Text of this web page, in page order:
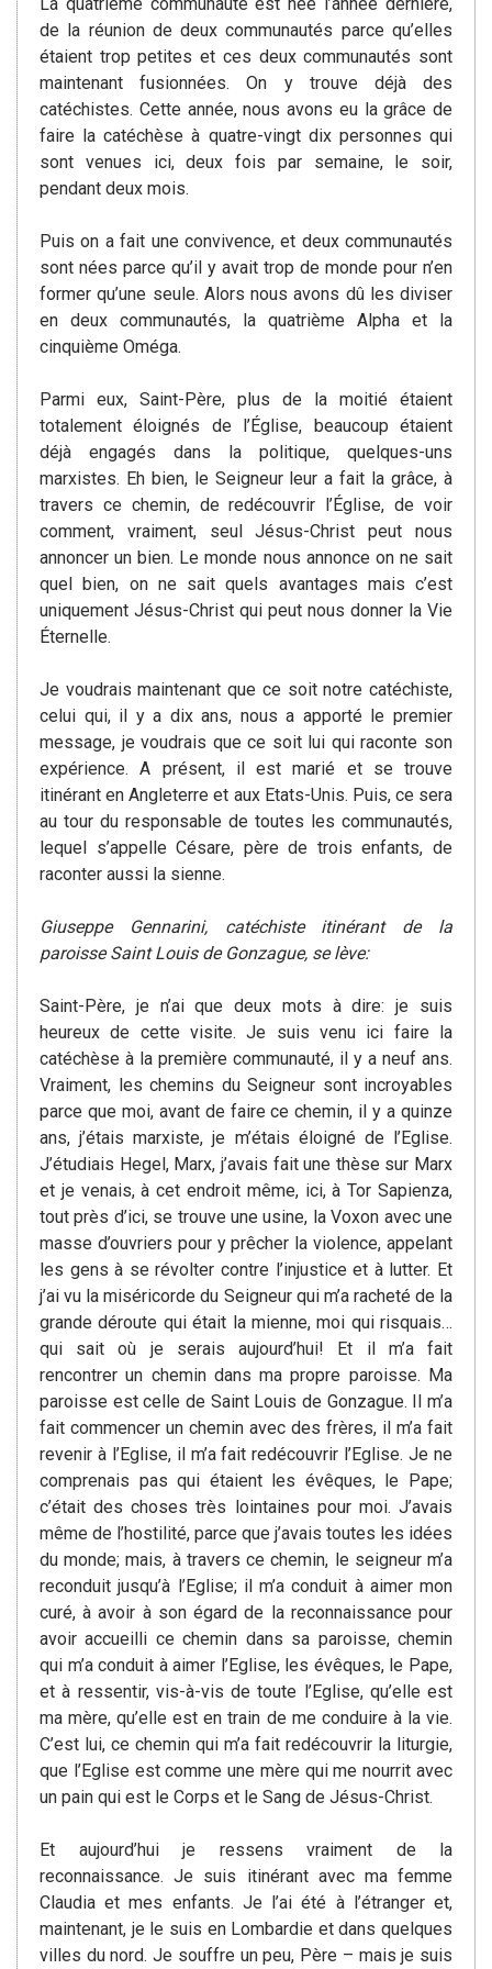
de la réunion de deux communautés parce qu’elles
étaient trop petites et ces deux communautés sont
maintenant fusionnées. On y trouve déjà des
catéchistes. Cette année, nous avons eu la grâce de
faire la catéchèse à quatre-vingt dix personnes qui
sont venues ici, deux fois par semaine, le soir,
pendant deux mois.
Puis on a fait une convivence, et deux communautés
sont nées parce qu’il y avait trop de monde pour n’en
former qu’une seule. Alors nous avons dû les diviser
en deux communautés, la quatrième Alpha et la
cinquième Oméga.
Parmi eux, Saint-Père, plus de la moitié étaient
totalement éloignés de l’Église, beaucoup étaient
déjà engagés dans la politique, quelques-uns
marxistes. Eh bien, le Seigneur leur a fait la grâce, à
travers ce chemin, de redécouvrir l’Église, de voir
comment, vraiment, seul Jésus-Christ peut nous
annoncer un bien. Le monde nous annonce on ne sait
quel bien, on ne sait quels avantages mais c’est
uniquement Jésus-Christ qui peut nous donner la Vie
Éternelle.
Je voudrais maintenant que ce soit notre catéchiste,
celui qui, il y a dix ans, nous a apporté le premier
message, je voudrais que ce soit lui qui raconte son
expérience. A présent, il est marié et se trouve
itinérant en Angleterre et aux Etats-Unis. Puis, ce sera
au tour du responsable de toutes les communautés,
lequel s’appelle Césare, père de trois enfants, de
raconter aussi la sienne.
Giuseppe Gennarini, catéchiste itinérant de la
paroisse Saint Louis de Gonzague, se lève:
Saint-Père, je n’ai que deux mots à dire: je suis
heureux de cette visite. Je suis venu ici faire la
catéchèse à la première communauté, il y a neuf ans.
Vraiment, les chemins du Seigneur sont incroyables
parce que moi, avant de faire ce chemin, il y a quinze
ans, j’étais marxiste, je m’étais éloigné de l’Eglise.
J’étudiais Hegel, Marx, j’avais fait une thèse sur Marx
et je venais, à cet endroit même, ici, à Tor Sapienza,
tout près d’ici, se trouve une usine, la Voxon avec une
masse d’ouvriers pour y prêcher la violence, appelant
les gens à se révolter contre l’injustice et à lutter. Et
j’ai vu la miséricorde du Seigneur qui m’a racheté de la
grande déroute qui était la mienne, moi qui risquais…
qui sait où je serais aujourd’hui! Et il m’a fait
rencontrer un chemin dans ma propre paroisse. Ma
paroisse est celle de Saint Louis de Gonzague. Il m’a
fait commencer un chemin avec des frères, il m’a fait
revenir à l’Eglise, il m’a fait redécouvrir l’Eglise. Je ne
comprenais pas qui étaient les évêques, le Pape;
c’était des choses très lointaines pour moi. J’avais
même de l’hostilité, parce que j’avais toutes les idées
du monde; mais, à travers ce chemin, le seigneur m’a
reconduit jusqu’à l’Eglise; il m’a conduit à aimer mon
curé, à avoir à son égard de la reconnaissance pour
avoir accueilli ce chemin dans sa paroisse, chemin
qui m’a conduit à aimer l’Eglise, les évêques, le Pape,
et à ressentir, vis-à-vis de toute l’Eglise, qu’elle est
ma mère, qu’elle est en train de me conduire à la vie.
C’est lui, ce chemin qui m’a fait redécouvrir la liturgie,
que l’Eglise est comme une mère qui me nourrit avec
un pain qui est le Corps et le Sang de Jésus-Christ.
Et aujourd’hui je ressens vraiment de la
reconnaissance. Je suis itinérant avec ma femme
Claudia et mes enfants. Je l’ai été à l’étranger et,
maintenant, je le suis en Lombardie et dans quelques
villes du nord. Je souffre un peu, Père – mais je suis